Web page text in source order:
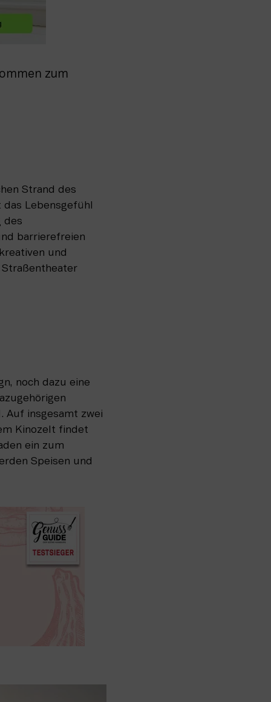
zum
Strand des
Lebensgefühl
des
barrierefreien
und
noch dazu eine
Auf insgesamt zwei
Kinozelt findet
ein zum
Speisen und